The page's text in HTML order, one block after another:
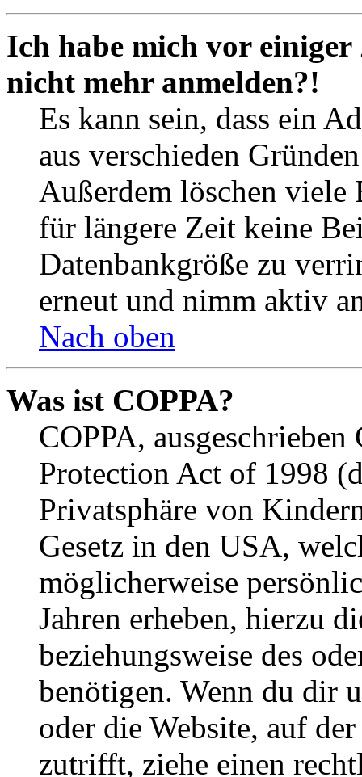
Ich habe mich vor
nicht mehr anmelden?!
Es kann sein, dass ein
aus verschieden
Außerdem löschen viele
für längere Zeit keine
Datenbankgröße zu
erneut und nimm aktiv
Nach oben
Was ist COPPA?
COPPA,
Protection Act of 1998
Privatsphäre von
Gesetz in den USA,
möglicherweise
Jahren erheben, hierzu
beziehungsweise des
benötigen. Wenn du dir
oder die Website, auf
zutrifft, ziehe einen